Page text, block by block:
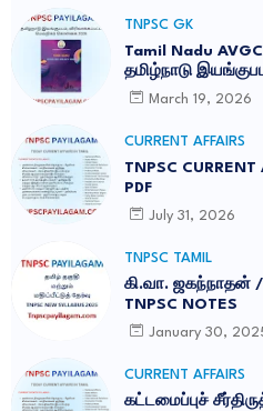
TNPSC GK
Tamil Nadu
தமிழ்நாடு
கொள்கை 2026
March 19, 2026
CURRENT AFFAIRS
TNPSC
PDF
July 31, 2026
TNPSC TAMIL
கி.வா. ஜகந்நாதன் /
TNPSC NOTES
January 30,
CURRENT AFFAIRS
கட்டமைப்புச்